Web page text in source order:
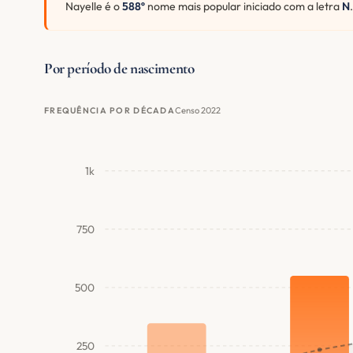
Nayelle é o588º nome mais popular iniciado com a letra N.
Por período de nascimento
FREQUÊNCIA POR DÉCADACenso 2022
250
500
750
1k